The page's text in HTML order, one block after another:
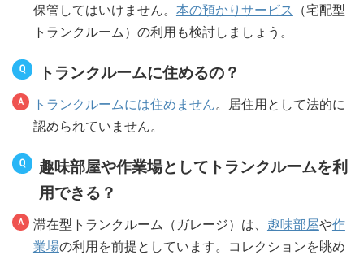
保管してはいけません。 本の預かりサービス
（宅配型
トランクルーム）の利用も検討しましょう。
トランクルームに住めるの？
トランクルームには住めません。居住用として法的に
認められていません。
趣味部屋や作業場としてトランクルームを利
用できる？
滞在型トランクルーム（ガレージ）は、 趣味部屋や作
業場の利用を前提としています。コレクションを眺め